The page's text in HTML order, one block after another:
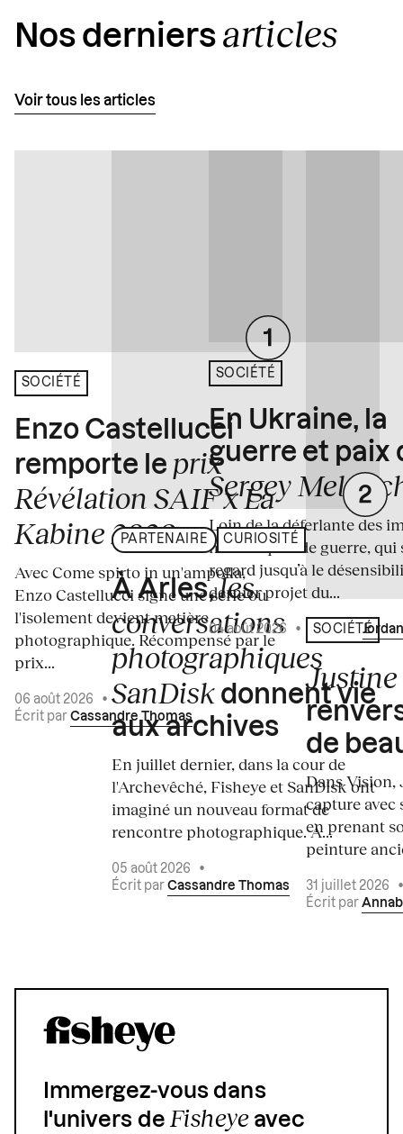
Nos derniers articles
Voir tous les articles
SOCIÉTÉ
Enzo Castellucci
remporte le prix
Révélation SAIF x La
Kabine 2026
Avec Come spirto in un'ampolla,
Enzo Castellucci signe une série où
l'isolement devient matière
photographique. Récompensé par le
prix...
06 août 2026
•
Écrit par Cassandre Thomas
PARTENAIRE CURIOSITÉ
À Arles,les
conversations
photographiques
SanDisk donnent vie
aux archives
En juillet dernier, dans la cour de
l'Archevêché, Fisheye et SanDisk ont
imaginé un nouveau format de
rencontre photographique. À...
05 août 2026
•
Écrit par Cassandre Thomas
SOCIÉTÉ
En Ukraine, la
guerre et paix
Sergey
Loin de la déferlante des
médiatiques de guerre, qui
regard jusqu’à le
dernier projet du...
04 août 2026 • Écrit par
SOCIÉTÉ
de
Dans
capture avec
en prenant
peinture
31 juillet 2026
Écrit par
Immergez-vous dans
l'univers deFisheyeavec